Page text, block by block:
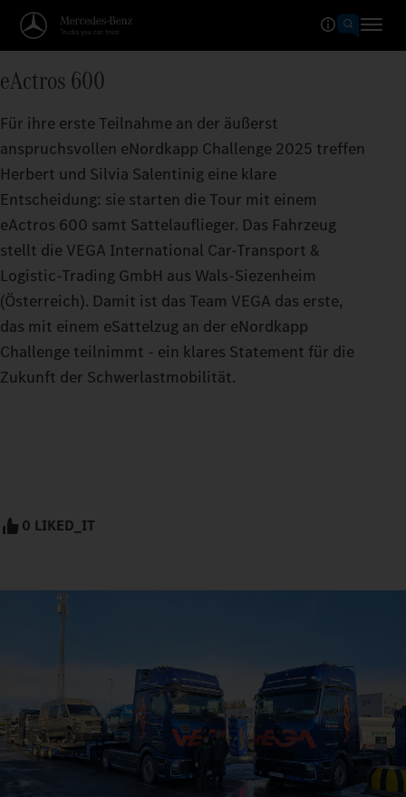
eActros 600
Für ihre erste Teilnahme an der äußerst
anspruchsvollen eNordkapp Challenge 2025 treffen
Herbert und Silvia Salentinig eine klare
Entscheidung: sie starten die Tour mit einem
eActros 600 samt Sattelauflieger. Das Fahrzeug
stellt die VEGA International Car-Transport &
Logistic-Trading GmbH aus Wals-Siezenheim
(Österreich). Damit ist das Team VEGA das erste,
das mit einem eSattelzug an der eNordkapp
Challenge teilnimmt - ein klares Statement für die
Zukunft der Schwerlastmobilität.
0 LIKED_IT